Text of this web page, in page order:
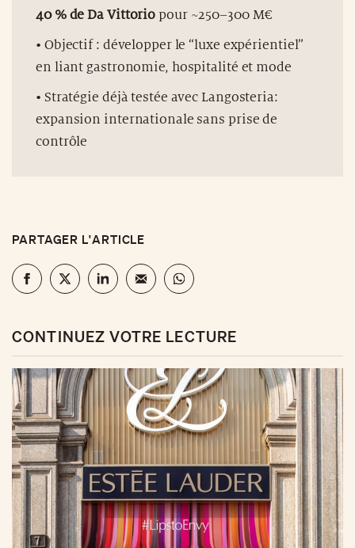
40 % de Da Vittorio pour ~250–300 M€
• Objectif : développer le “luxe expérientiel”
en liant gastronomie, hospitalité et mode
• Stratégie déjà testée avec Langosteria:
expansion internationale sans prise de
contrôle
PARTAGER L'ARTICLE
CONTINUEZ VOTRE LECTURE